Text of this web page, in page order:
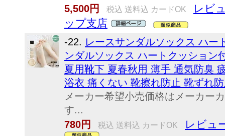
5,500円
税込 送料込 カードOK
レビ
ップ支店
-22. レースサンダルソックス ハー
ンダルソックス ハートクッション
夏用靴下 夏春秋用 薄手 通気防臭
浴衣 痛くない 靴擦れ防止 靴ずれ
メーカー希望小売価格はメーカー
す...
780円
税込 送料込 カードOK レビュ